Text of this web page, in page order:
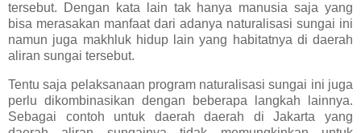
tersebut. Dengan kata lain tak hanya manusia saja yang
bisa merasakan manfaat dari adanya naturalisasi sungai ini
namun juga makhluk hidup lain yang habitatnya di daerah
aliran sungai tersebut.
Tentu saja pelaksanaan program naturalisasi sungai ini juga
perlu dikombinasikan dengan beberapa langkah lainnya.
Sebagai contoh untuk daerah daerah di Jakarta yang